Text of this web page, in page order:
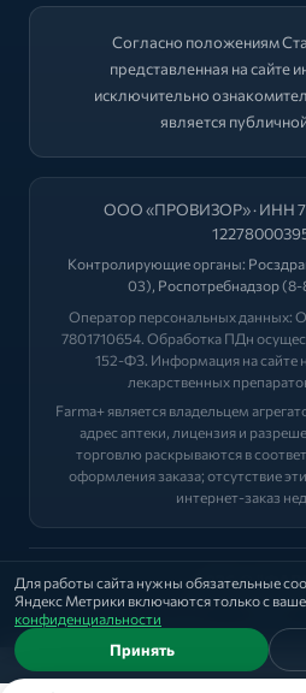
Для работы сайта нужны обязательные
Яндекс Метрики включаются только с
конфиденциальности
Принять
Согласно положениям
представленная на сайте
исключительно
является
ООО «ПРОВИЗОР» · ИНН
Контролирующие органы:
03), Роспотребнадзор(8-
Оператор персональных
7801710654. Обработка ПДн
152-ФЗ. Информация на сайте
лекарственных
Farma+ является владельцем
адрес аптеки, лицензия и
торговлю раскрываются в
оформления заказа; отсутствие
интернет-заказ
2026 ©
Политика | Оферта